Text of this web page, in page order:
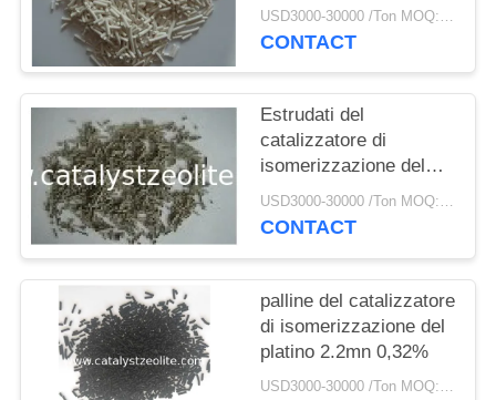
USD3000-30000 /Ton MOQ:1 chilogrammo
CONTACT
Estrudati del
catalizzatore di
isomerizzazione del
platino SKI-110 0,046%USD3000-30000 /Ton MOQ:1 chilogrammo
CONTACT
palline del catalizzatore
di isomerizzazione del
platino 2.2mn 0,32%
USD3000-30000 /Ton MOQ:1 chilogrammo